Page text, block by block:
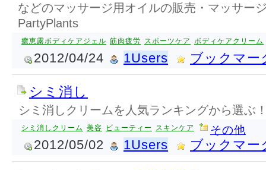
などのマッサージ用オイルの販売・マッサー
PartyPlants
癒恵露ボディケアジェル 筋肉疲労 スポーツケア ボディケアクリーム
2012/04/24 1Users ブックマー
シミ消し
シミ消しクリームを人気ランキングから選ぶ
シミ消しクリーム 美容 ビューティー スキンケア その他
2012/05/02 1Users ブックマー